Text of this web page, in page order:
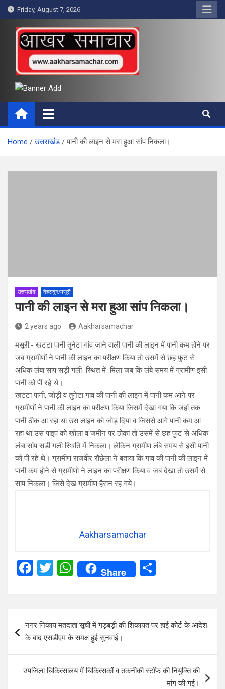
Skip
to
content
Friday, August 7, 2026
आखर समाचार
Home उत्तराखंड पानी की लाइन से मरा हुआ सांप निकला।
उत्तराखंड देहरादून/मसूरी
पानी की लाइन से मरा हुआ सांप निकला।
2 years ago Aakharsamachar
मसूरी:- खटटा पानी तुनेटा गांव जाने वाली पानी की लाइन में पानी कम होने पर
जब ग्रामीणों ने पानी की लाइन का परीक्षण किया तो उसमें से छह फुट से
अधिक लंबा सांप सड़ी गली स्थित में मिला जब कि लंबे समय में ग्रामीण इसी
पानी को पी रहे थे।
खटटा पानी, जोड़ी व तुनेटा गांव की पानी की लाइन में पानी कम आने पर
ग्रामीणों ने पानी की लाइन का परीक्षण किया जिसमें देखा गया कि जहां तक
पानी ठीक आ रहा था उस लाइन को जोड़ दिया व जिससे आगे पानी कम आ
रहा था उस पाइप को खोला व जमीन पर ठोका तो उसमें से छह फुट से अधिक
लंबा सांप सडी गली स्थिति में निकला। लेकिन ग्रामीण लंबे समय से इसी पानी
को पी रहे थे। ग्रामीण राजवीर रौछेला ने बताया कि गांव की पानी की लाइन में
पानी कम होने से ग्रामीणो ने लाइन का परीक्षण किया व जब देखा तो उसमें से
सांप निकला। जिसे देख ग्रामीण हैरान रह गये।
Aakharsamachar
F
ce
b
o
k
T
tt
W
h
at
A
p
Share
ar
navigation
नगर निकाय मतदाता सूची में गड़बड़ी की शिकायत पर हाई कोर्ट के आदेश
के बाद एसडीएम के समक्ष हुई सुनवाई।
उपजिला चिकित्सालय में चिकित्सकों व तकनीकी स्टॉफ की नियुक्ति की
मांग की गई।